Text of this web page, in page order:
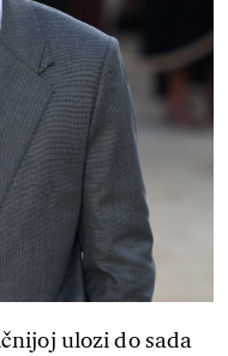
ulozi do sada